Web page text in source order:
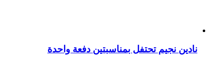
نادين نجيم تحتفل بمناسبتين دفعة واحدة